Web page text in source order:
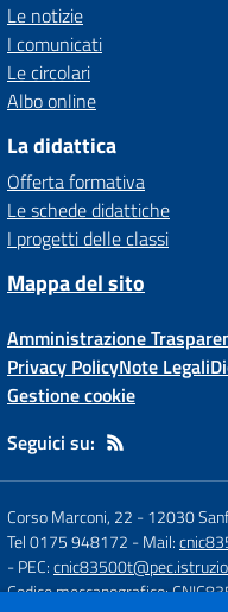
Le notizie
I comunicati
Le circolari
Albo online
La didattica
Offerta formativa
Le schede didattiche
I progetti delle classi
Mappa del sito
Amministrazione
Privacy PolicyNote Legali
Gestione cookie
Seguici su:
Corso Marconi, 22 -12030
Tel 0175 948172 - Mail:
- PEC:
Codice meccanografico: